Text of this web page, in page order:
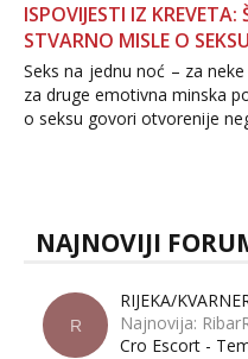
ISPOVIJESTI IZ
STVARNO MISLE O
Seks na jednu noć – za
za druge emotivna minska
o seksu govori otvorenije
dalje izaziva burne
NAJNOVIJI
R
RIJEKA/
Najnovija:
Cro Escort -